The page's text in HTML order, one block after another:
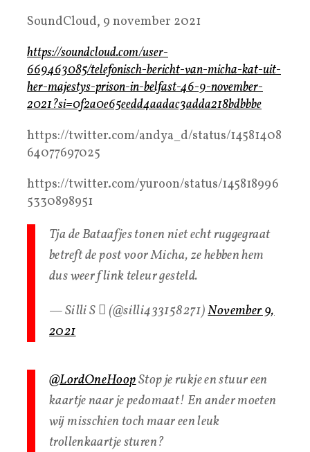
SoundCloud, 9 november 2021
https://soundcloud.com/user-
669463085/telefonisch-bericht-van-micha-kat-uit-
her-majestys-prison-in-belfast-46-9-november-
2021?si=0f2a0e65eedd4aadac3adda218bdbbbe
https://twitter.com/andya_d/status/14581408
64077697025
https://twitter.com/yuroon/status/145818996
5330898951
Tja de Bataafjes tonen niet echt ruggegraat
betreft de post voor Micha, ze hebben hem
dus weer flink teleur gesteld.
— Silli S  (@silli433158271)November 9,
2021
@LordOneHoopStop je rukje en stuur een
kaartje naar je pedomaat! En ander moeten
wij misschien toch maar een leuk
trollenkaartje sturen?